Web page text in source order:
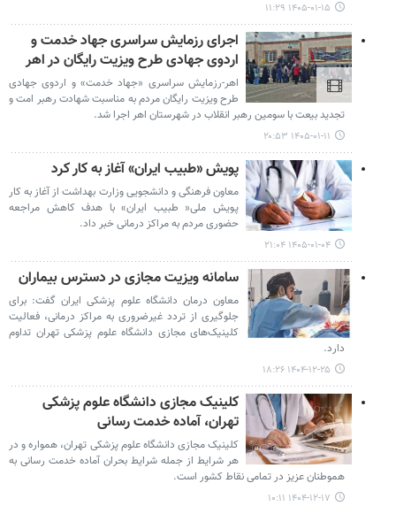
۱۴۰۵-۰۱-۱۵ ۱۱:۲۹
اجرای رزمایش سراسری جهاد خدمت و
اردوی جهادی طرح ویزیت رایگان در اهر
اهر-رزمایش سراسری «جهاد خدمت» و اردوی جهادی
طرح ویزیت رایگان مردم به مناسبت شهادت رهبر امت و
تجدید بیعت با سومین رهبر انقلاب در شهرستان اهر اجرا شد.
۱۴۰۵-۰۱-۱۱ ۲۰:۵۳
پویش «طبیب ایران» آغاز به کار کرد
معاون فرهنگی و دانشجویی وزارت بهداشت از آغاز به کار
پویش ملی« طبیب ایران» با هدف کاهش مراجعه
حضوری مردم به مراکز درمانی خبر داد.
۱۴۰۵-۰۱-۰۴ ۲۱:۰۴
سامانه ویزیت مجازی در دسترس بیماران
معاون درمان دانشگاه علوم پزشکی ایران گفت: برای
جلوگیری از تردد غیرضروری به مراکز درمانی، فعالیت
کلینیک‌های مجازی دانشگاه علوم پزشکی تهران تداوم
دارد.
۱۴۰۴-۱۲-۲۵ ۱۸:۲۶
کلینیک مجازی دانشگاه علوم پزشکی
تهران، آماده خدمت رسانی
کلینیک مجازی دانشگاه علوم پزشکی تهران، همواره و در
هر شرایط از جمله شرایط بحران آماده خدمت رسانی به
هموطنان عزیز در تمامی نقاط کشور است.
۱۴۰۴-۱۲-۱۷ ۱۰:۱۱